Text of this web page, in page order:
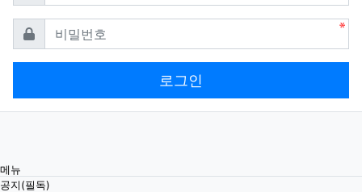
비밀번호
로그인
메뉴
공지(필독)